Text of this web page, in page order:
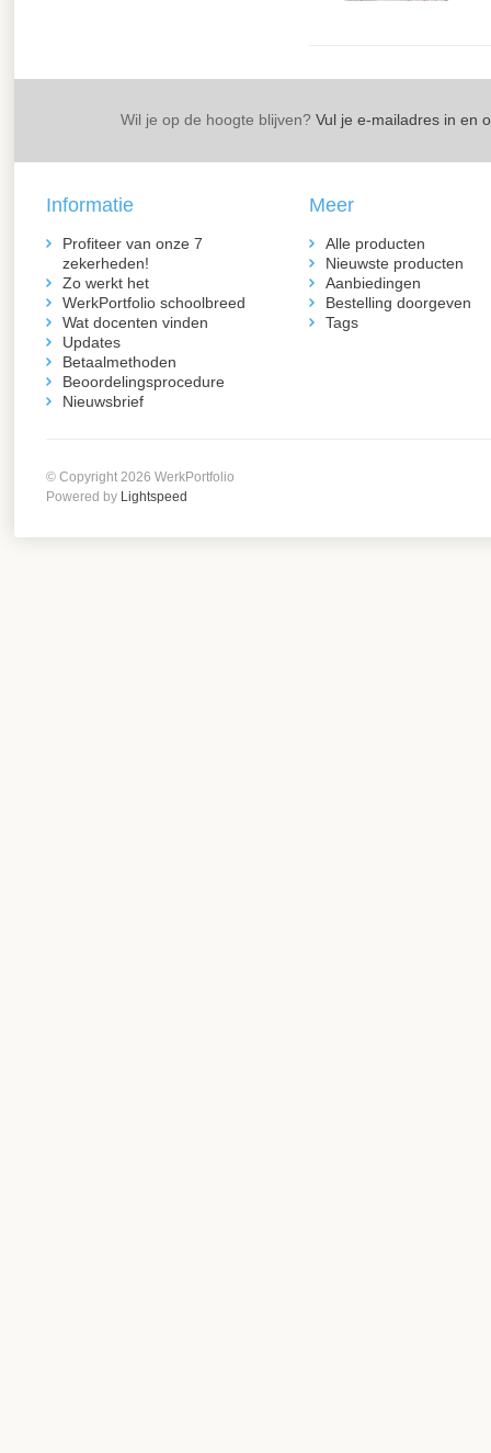
Wil je op de hoogte blijven? Vul je e-mailadres in en
Informatie
Profiteer van onze 7
zekerheden!
Zo werkt het
WerkPortfolio schoolbreed
Wat docenten vinden
Updates
Betaalmethoden
Beoordelingsprocedure
Nieuwsbrief
Meer
Alle producten
Nieuwste producten
Aanbiedingen
Bestelling doorgeven
Tags
© Copyright 2026 WerkPortfolio
Powered by Lightspeed